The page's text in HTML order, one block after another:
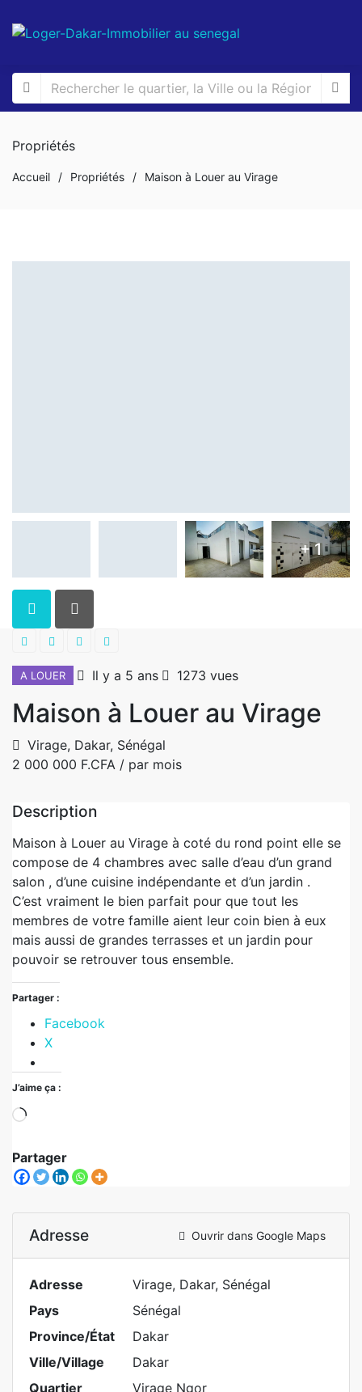
Propriétés
Accueil / Propriétés / Maison à Louer au Virage
+ 1
A LOUER Il y a 5 ans 1273 vues
Maison à Louer au Virage
Virage, Dakar, Sénégal
2 000 000 F.CFA / par mois
Description
Maison à Louer au Virage à coté du rond point elle se
compose de 4 chambres avec salle d’eau d’un grand
salon , d’une cuisine indépendante et d’un jardin .
C’est vraiment le bien parfait pour que tout les
membres de votre famille aient leur coin bien à eux
mais aussi de grandes terrasses et un jardin pour
pouvoir se retrouver tous ensemble.
Partager :
Facebook
X
J’aime ça :
Partager
Adresse Ouvrir dans Google Maps
Adresse
Virage, Dakar, Sénégal
Pays
Sénégal
Province/État
Dakar
Ville/Village
Dakar
Quartier
Virage Ngor